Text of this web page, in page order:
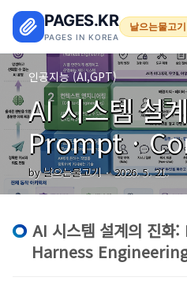
PAGES.KR
PAGES IN KOREA
날으는물고
인공지능 (AI,GPT)
AI 시스템 설
Prompt ·
Harness
by 날으는물고기 2026. 5. 21.
AI 시스템 설계의 진
Harness